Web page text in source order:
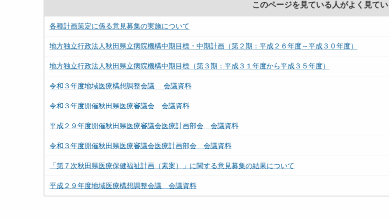
このページを見ている人がよく見て
各種計画策定に係る意見募集の実施について
地方独立行政法人秋田県立病院機構中期目標・中期計画（第２期：平成２６年度～平成３０年度）
地方独立行政法人秋田県立病院機構中期目標（第３期：平成３１年度から平成３５年度）
令和３年度地域医療構想調整会議 会議資料
令和３年度開催秋田県医療審議会 会議資料
平成２９年度開催秋田県医療審議会医療計画部会 会議資料
令和３年度開催秋田県医療審議会医療計画部会 会議資料
「第７次秋田県医療保健福祉計画（素案）」に関する意見募集の結果について
平成２９年度地域医療構想調整会議 会議資料